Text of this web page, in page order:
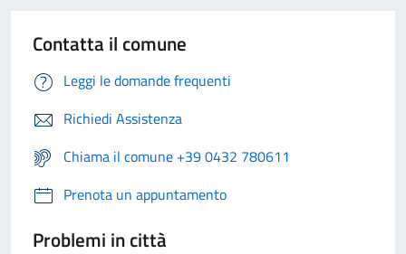
Contatta il comune
Leggi le domande frequenti
Richiedi Assistenza
Chiama il comune +39 0432 780611
Prenota un appuntamento
Problemi in città